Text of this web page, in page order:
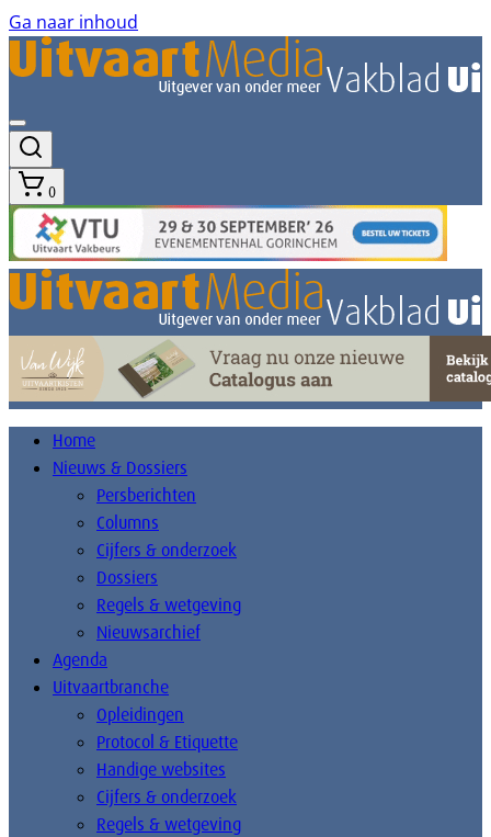
Ga naar inhoud
0
Home
Nieuws & Dossiers
Persberichten
Columns
Cijfers & onderzoek
Dossiers
Regels & wetgeving
Nieuwsarchief
Agenda
Uitvaartbranche
Opleidingen
Protocol & Etiquette
Handige websites
Cijfers & onderzoek
Regels & wetgeving